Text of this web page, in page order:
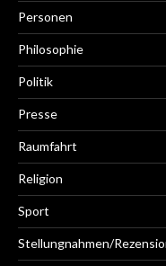
Personen
Philosophie
Politik
Presse
Raumfahrt
Religion
Sport
Stellungnahmen/